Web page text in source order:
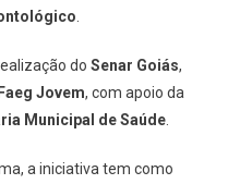
do Senar Goiás,
Faeg Jovem, com apoio da
Municipal de Saúde.
a iniciativa tem como